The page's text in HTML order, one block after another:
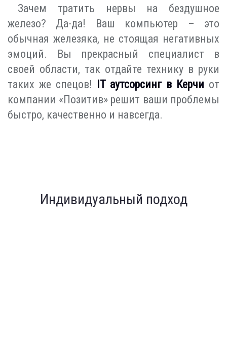
Зачем тратить нервы на бездушное
железо? Да-да! Ваш компьютер – это
обычная железяка, не стоящая негативных
эмоций. Вы прекрасный специалист в
своей области, так отдайте технику в руки
таких же спецов!
IT аутсорсинг в Керчи от
компании «Позитив» решит ваши проблемы
быстро, качественно и навсегда.